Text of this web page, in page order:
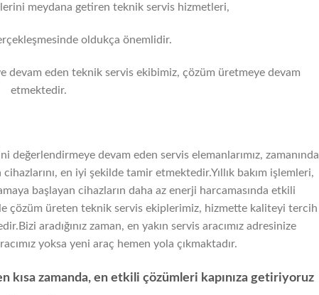
meydana getiren teknik servis hizmetleri,
oldukça önemlidir.
devam eden teknik servis ekibimiz, çözüm üretmeye devam
etmektedir.
değerlendirmeye devam eden servis elemanlarımız, zamanında
en iyi şekilde tamir etmektedir.Yıllık bakım işlemleri,
başlayan cihazların daha az enerji harcamasında etkili
çözüm üreten teknik servis ekiplerimiz, hizmette kaliteyi tercih
aradığınız zaman, en yakın servis aracımız adresinize
yoksa yeni araç hemen yola çıkmaktadır.
kısa zamanda, en etkili çözümleri kapınıza getiriyoruz